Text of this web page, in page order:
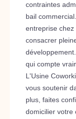
contraintes
bail
entreprise
consacrer
qui compte
L'Usine
vous soutenir
plus, faites
domicilier votre